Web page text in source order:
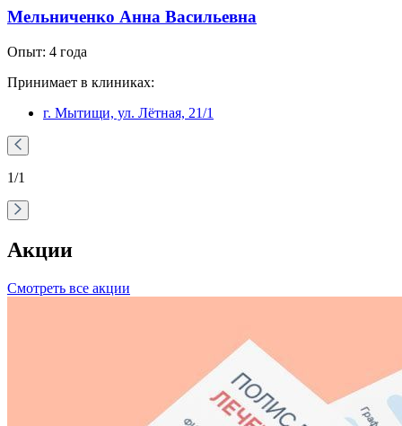
Мельниченко Анна Васильевна
Опыт: 4 года
Принимает в клиниках:
г. Мытищи, ул. Лëтная, 21/1
1/1
Акции
Смотреть все акции